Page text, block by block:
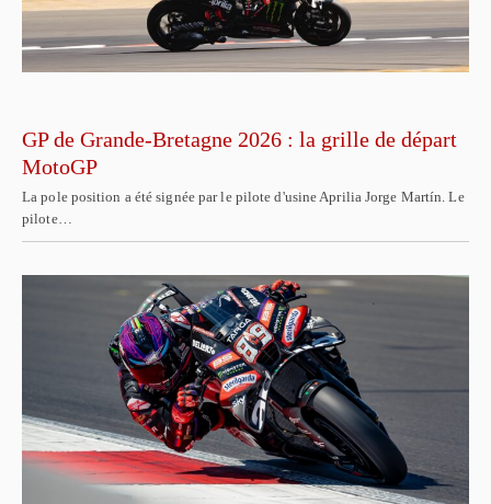
GP de Grande-Bretagne 2026 : la grille de départ
MotoGP
La pole position a été signée par le pilote d'usine Aprilia Jorge Martín. Le
pilote…